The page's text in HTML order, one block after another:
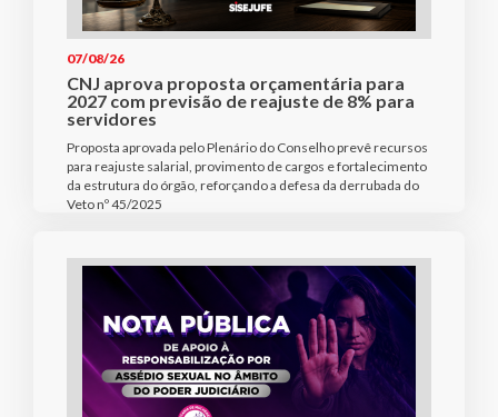
07/08/26
CNJ aprova proposta orçamentária para
2027 com previsão de reajuste de 8% para
servidores
Proposta aprovada pelo Plenário do Conselho prevê recursos
para reajuste salarial, provimento de cargos e fortalecimento
da estrutura do órgão, reforçando a defesa da derrubada do
Veto nº 45/2025